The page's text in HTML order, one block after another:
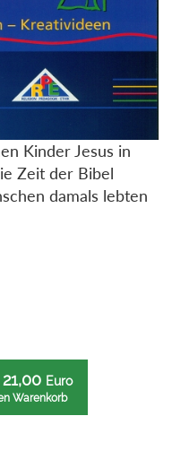
Kinder Jesus in
Zeit der Bibel
damals lebten
21,00 Euro
Warenkorb